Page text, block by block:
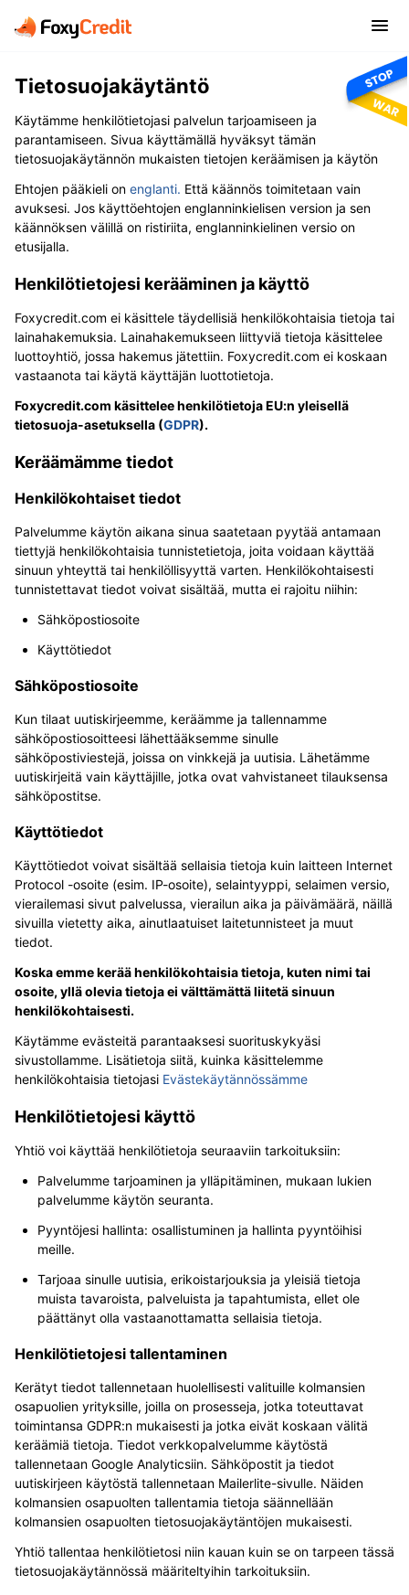
Tietosuojakäytäntö
Käytämme henkilötietojasi palvelun tarjoamiseen ja
parantamiseen. Sivua käyttämällä hyväksyt tämän
tietosuojakäytännön mukaisten tietojen keräämisen ja käytön
Ehtojen pääkieli on englanti. Että käännös toimitetaan vain
avuksesi. Jos käyttöehtojen englanninkielisen version ja sen
käännöksen välillä on ristiriita, englanninkielinen versio on
etusijalla.
Henkilötietojesi kerääminen ja käyttö
Foxycredit.com ei käsittele täydellisiä henkilökohtaisia tietoja tai
lainahakemuksia. Lainahakemukseen liittyviä tietoja käsittelee
luottoyhtiö, jossa hakemus jätettiin. Foxycredit.com ei koskaan
vastaanota tai käytä käyttäjän luottotietoja.
Foxycredit.com käsittelee henkilötietoja EU:n yleisellä
tietosuoja-asetuksella (GDPR).
Keräämämme tiedot
Henkilökohtaiset tiedot
Palvelumme käytön aikana sinua saatetaan pyytää antamaan
tiettyjä henkilökohtaisia tunnistetietoja, joita voidaan käyttää
sinuun yhteyttä tai henkilöllisyyttä varten. Henkilökohtaisesti
tunnistettavat tiedot voivat sisältää, mutta ei rajoitu niihin:
Sähköpostiosoite
Käyttötiedot
Sähköpostiosoite
Kun tilaat uutiskirjeemme, keräämme ja tallennamme
sähköpostiosoitteesi lähettääksemme sinulle
sähköpostiviestejä, joissa on vinkkejä ja uutisia. Lähetämme
uutiskirjeitä vain käyttäjille, jotka ovat vahvistaneet tilauksensa
sähköpostitse.
Käyttötiedot
Käyttötiedot voivat sisältää sellaisia tietoja kuin laitteen Internet
Protocol -osoite (esim. IP-osoite), selaintyyppi, selaimen versio,
vierailemasi sivut palvelussa, vierailun aika ja päivämäärä, näillä
sivuilla vietetty aika, ainutlaatuiset laitetunnisteet ja muut
tiedot.
Koska emme kerää henkilökohtaisia tietoja, kuten nimi tai
osoite, yllä olevia tietoja ei välttämättä liitetä sinuun
henkilökohtaisesti.
Käytämme evästeitä parantaaksesi suorituskykyäsi
sivustollamme. Lisätietoja siitä, kuinka käsittelemme
henkilökohtaisia tietojasi Evästekäytännössämme
Henkilötietojesi käyttö
Yhtiö voi käyttää henkilötietoja seuraaviin tarkoituksiin:
Palvelumme tarjoaminen ja ylläpitäminen, mukaan lukien
palvelumme käytön seuranta.
Pyyntöjesi hallinta: osallistuminen ja hallinta pyyntöihisi
meille.
Tarjoaa sinulle uutisia, erikoistarjouksia ja yleisiä tietoja
muista tavaroista, palveluista ja tapahtumista, ellet ole
päättänyt olla vastaanottamatta sellaisia tietoja.
Henkilötietojesi tallentaminen
Kerätyt tiedot tallennetaan huolellisesti valituille kolmansien
osapuolien yrityksille, joilla on prosesseja, jotka toteuttavat
toimintansa GDPR:n mukaisesti ja jotka eivät koskaan välitä
keräämiä tietoja. Tiedot verkkopalvelumme käytöstä
tallennetaan Google Analyticsiin. Sähköpostit ja tiedot
uutiskirjeen käytöstä tallennetaan Mailerlite-sivulle. Näiden
kolmansien osapuolten tallentamia tietoja säännellään
kolmansien osapuolten tietosuojakäytäntöjen mukaisesti.
Yhtiö tallentaa henkilötietosi niin kauan kuin se on tarpeen tässä
tietosuojakäytännössä määriteltyihin tarkoituksiin.